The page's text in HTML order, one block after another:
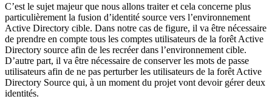
C’est le sujet majeur que nous allons traiter et cela concerne plus
particulièrement la fusion d’identité source vers l’environnement
Active Directory cible. Dans notre cas de figure, il va être nécessaire
de prendre en compte tous les comptes utilisateurs de la forêt Active
Directory source afin de les recréer dans l’environnement cible.
D’autre part, il va être nécessaire de conserver les mots de passe
utilisateurs afin de ne pas perturber les utilisateurs de la forêt Active
Directory Source qui, à un moment du projet vont devoir gérer deux
identités.